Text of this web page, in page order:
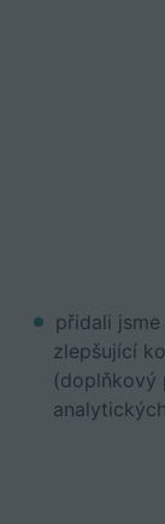
přidali
zlepšující
(doplňkový